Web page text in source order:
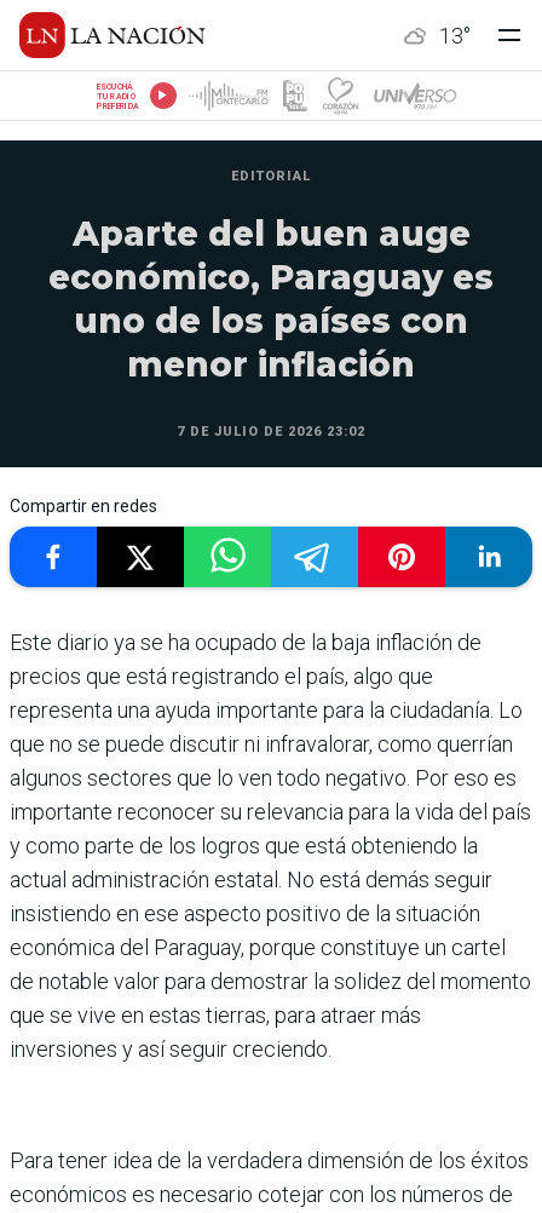
13°
ESCUCHÁ
TU RADIO
PREFERIDA
EDITORIAL
Aparte del buen auge
económico, Paraguay es
uno de los países con
menor inflación
7 DE JULIO DE 2026 23:02
Compartir en redes
Este diario ya se ha ocupado de la baja inflación de
precios que está registrando el país, algo que
representa una ayuda importante para la ciudadanía. Lo
que no se puede discutir ni infravalorar, como querrían
algunos sectores que lo ven todo negativo. Por eso es
impor­tante reconocer su relevancia para la vida del país
y como parte de los logros que está obteniendo la
actual adminis­tración estatal. No está demás seguir
insistiendo en ese aspecto positivo de la situación
económica del Paraguay, porque constituye un cartel
de nota­ble valor para demostrar la solidez del momento
que se vive en estas tierras, para atraer más
inversiones y así seguir creciendo.
Para tener idea de la verdadera dimen­sión de los éxitos
económicos es nece­sario cotejar con los números de